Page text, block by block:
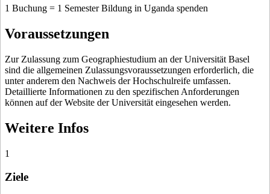
1 Buchung = 1 Semester Bildung in Uganda spenden
Voraussetzungen
Zur Zulassung zum Geographiestudium an der Universität Basel
sind die allgemeinen Zulassungsvoraussetzungen erforderlich, die
unter anderem den Nachweis der Hochschulreife umfassen.
Detaillierte Informationen zu den spezifischen Anforderungen
können auf der Website der Universität eingesehen werden.
Weitere Infos
1
Ziele